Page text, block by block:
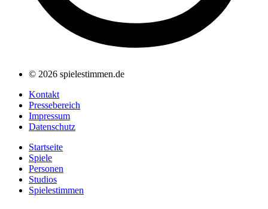
© 2026 spielestimmen.de
Kontakt
Pressebereich
Impressum
Datenschutz
Startseite
Spiele
Personen
Studios
Spielestimmen